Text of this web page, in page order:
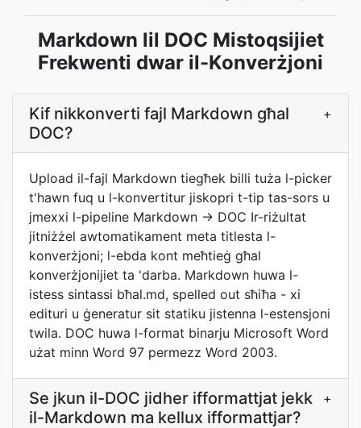
Markdown lil DOC Mistoqsijiet
Frekwenti dwar il-Konverżjoni
Kif nikkonverti fajl Markdown għal
DOC?
+
Upload il-fajl Markdown tiegħek billi tuża l-picker
t'hawn fuq u l-konvertitur jiskopri t-tip tas-sors u
jmexxi l-pipeline Markdown → DOC Ir-riżultat
jitniżżel awtomatikament meta titlesta l-
konverżjoni; l-ebda kont meħtieġ għal
konverżjonijiet ta 'darba. Markdown huwa l-
istess sintassi bħal.md, spelled out sħiħa - xi
edituri u ġeneratur sit statiku jistenna l-estensjoni
twila. DOC huwa l-format binarju Microsoft Word
użat minn Word 97 permezz Word 2003.
Se jkun il-DOC jidher ifformattjat jekk
il-Markdown ma kellux ifformattjar?
+